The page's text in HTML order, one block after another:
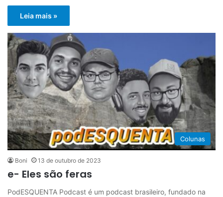
Leia mais »
Colunas
Boni 13 de outubro de 2023
e- Eles são feras
PodESQUENTA Podcast é um podcast brasileiro, fundado na